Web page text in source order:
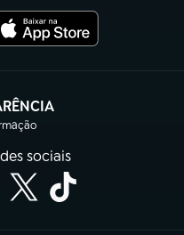
em nova aba)
sociais